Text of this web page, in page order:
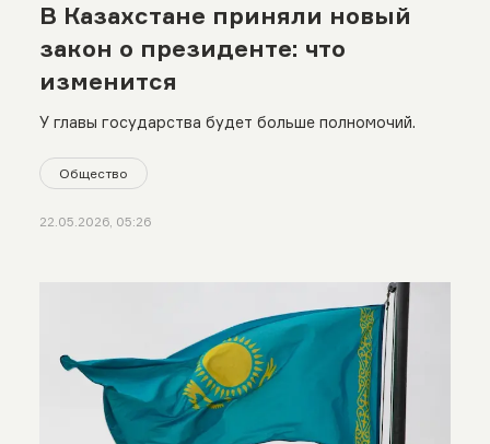
В Казахстане приняли новый
закон о президенте: что
изменится
У главы государства будет больше полномочий.
Общество
22.05.2026, 05:26